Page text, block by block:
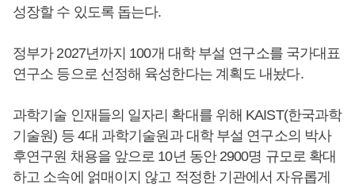
성장할 수 있도록 돕는다.
정부가 2027년까지 100개 대학 부설 연구소를 국가대표
연구소 등으로 선정해 육성한다는 계획도 내놨다.
과학기술 인재들의 일자리 확대를 위해 KAIST(한국과학
기술원) 등 4대 과학기술원과 대학 부설 연구소의 박사
후연구원 채용을 앞으로 10년 동안 2900명 규모로 확대
하고 소속에 얽매이지 않고 적정한 기관에서 자유롭게